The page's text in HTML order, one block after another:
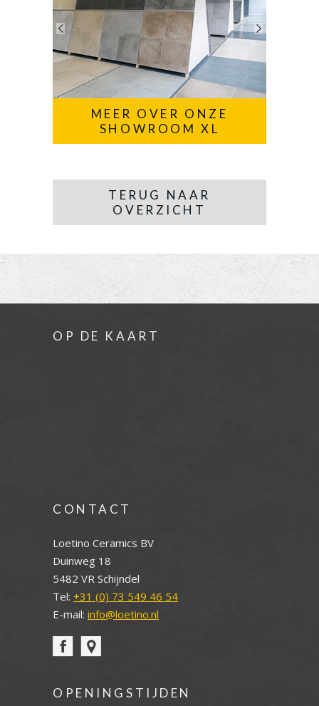
MEER OVER ONZE
SHOWROOM XL
TERUG NAAR
OVERZICHT
OP DE KAART
CONTACT
Loetino Ceramics BV
Duinweg 18
5482 VR Schijndel
Tel: +31 (0) 73 549 46 54
E-mail: info@loetino.nl
OPENINGSTIJDEN